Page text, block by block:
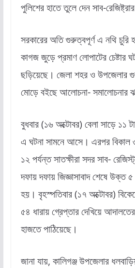
পুলিশের হাতে তুলে দেন সাব-
সরকারের অতি গুরুত্বপূর্ণ এ নথি চুরি
কাগজ জুড়ে প্রমাণ লোপাটের চেষ্টার
ছড়িয়েছে। জেলা শহর ও উপজেলার
মোড়ে বইছে আলোচনা- সমালোচনার
বুধবার (১৬ অক্টোবর) বেলা সাড়ে ১১
এ ঘটনা সামনে আসে। এরপর বিকাল
১২ পর্যন্ত সাতক্ষীরা সদর সাব-
দফায় দফায় জিজ্ঞাসাবাদ শেষে উক্ত
হয়। বৃহস্পতিবার (১৭ অক্টোবর)
৫৪ ধারায় গ্রেপ্তার দেখিয়ে
হাজতে পাঠিয়েছে।
জানা যায়, কালিগঞ্জ উপজেলার